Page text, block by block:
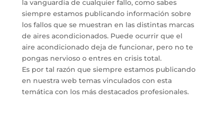
la vanguardia de cualquier fallo, como sabes
siempre estamos publicando información sobre
los fallos que se muestran en las distintas marcas
de aires acondicionados. Puede ocurrir que el
aire acondicionado deja de funcionar, pero no te
pongas nervioso o entres en crisis total.
Es por tal razón que siempre estamos publicando
en nuestra web temas vinculados con esta
temática con los más destacados profesionales.